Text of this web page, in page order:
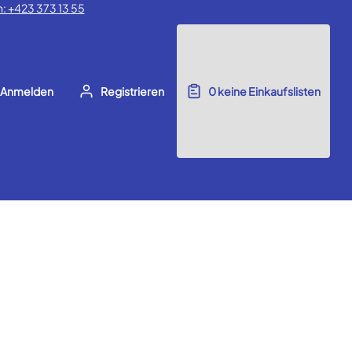
+423 373 13 55
Anmelden Registrieren 0keine Einkaufslisten